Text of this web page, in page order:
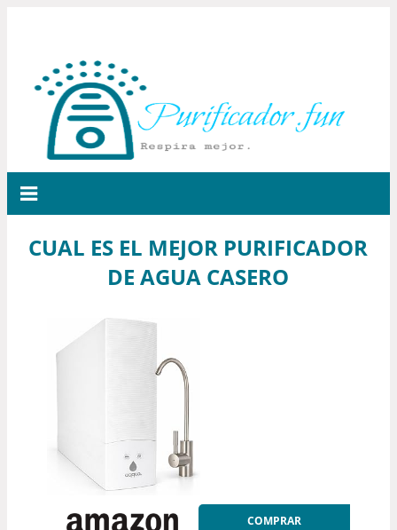
CUAL ES EL MEJOR PURIFICADOR
DE AGUA CASERO
COMPRAR